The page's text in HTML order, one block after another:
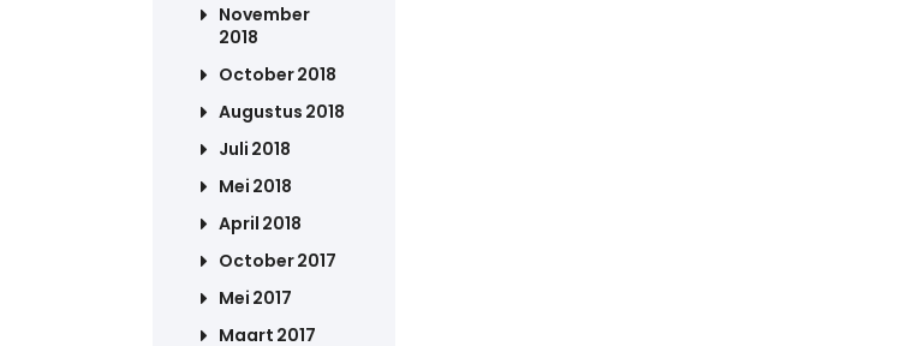
November
2018
October 2018
Augustus 2018
Juli 2018
Mei 2018
April 2018
October 2017
Mei 2017
Maart 2017